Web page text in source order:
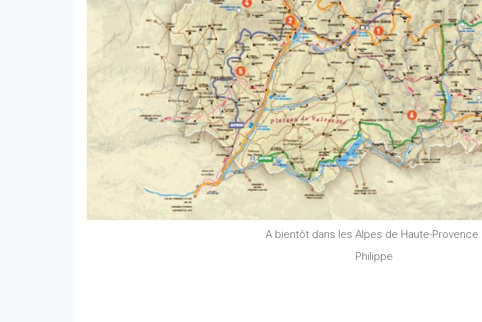
A bientôt dans les Alpes de Haute-Provence !
Philippe